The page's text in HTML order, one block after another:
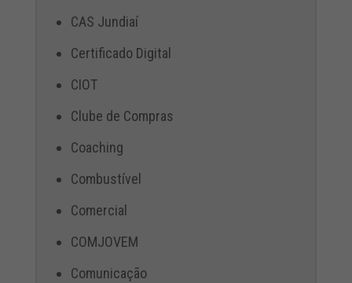
CAS Jundiaí
Certificado Digital
CIOT
Clube de Compras
Coaching
Combustível
Comercial
COMJOVEM
Comunicação